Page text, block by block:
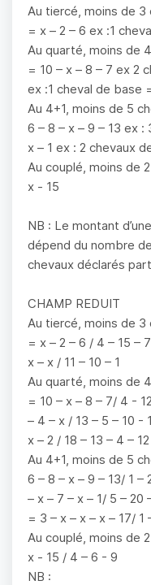
Au tiercé, moins de 3
= x – 2 – 6 ex :1
Au quarté, moins de
= 10 – x – 8 – 7 ex 2
ex :1 cheval de base
Au 4+1, moins de 5
6 – 8 – x – 9 – 13 ex
x – 1 ex : 2 chevaux
Au couplé, moins de
x - 15
NB : Le montant
dépend du nombre
chevaux déclarés
CHAMP REDUIT
Au tiercé, moins de 3
= x – 2 – 6 / 4 – 15 –
x – x / 11 – 10 – 1
Au quarté, moins de
= 10 – x – 8 – 7/ 4 -
– 4 – x / 13 – 5 – 10 -
x – 2 / 18 – 13 – 4 –
Au 4+1, moins de 5
6 – 8 – x – 9 – 13/ 1
– x – 7 – x – 1/ 5 – 20
= 3 – x – x – x – 17/ 1
Au couplé, moins de
x - 15 / 4 – 6 - 9
NB :